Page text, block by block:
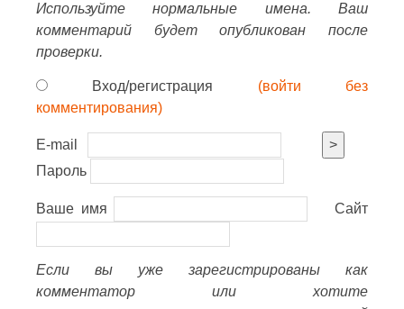
Используйте нормальные имена. Ваш
комментарий будет опубликован после
проверки.
Вход/регистрация (войти без
комментирования)
E-mail
>
Пароль
Ваше имя Сайт
Если вы уже зарегистрированы как
комментатор или хотите